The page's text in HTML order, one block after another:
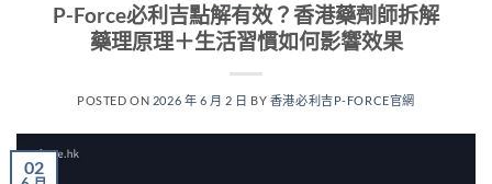
P-Force必利吉點解有效？香港藥劑師拆解
藥理原理＋生活習慣如何影響效果
POSTED ON 2026 年 6 月 2 日 BY 香港必利吉P-FORCE官網
02